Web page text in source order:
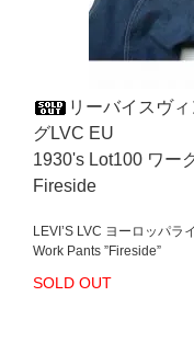
リーバイスヴ
グLVC EU
1930's Lot100 ワー
Fireside
LEVI’S LVC ヨーロッパ
Work Pants ”Fireside”
SOLD OUT